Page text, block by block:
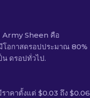
Army Sheen คือ
อกาสดรอปประมาณ 80%
น ดรอปทั่วไป.
าคาตั้งแต่ $0.03 ถึง $0.06